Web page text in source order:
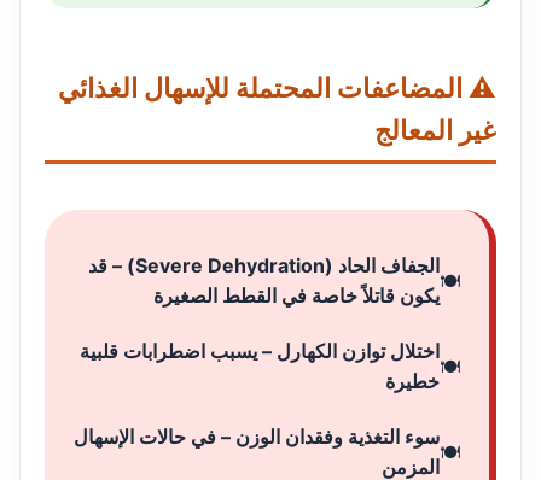
⚠️ المضاعفات المحتملة للإسهال الغذائي
غير المعالج
الجفاف الحاد (Severe Dehydration) – قد
يكون قاتلاً خاصة في القطط الصغيرة
اختلال توازن الكهارل – يسبب اضطرابات قلبية
خطيرة
سوء التغذية وفقدان الوزن – في حالات الإسهال
المزمن